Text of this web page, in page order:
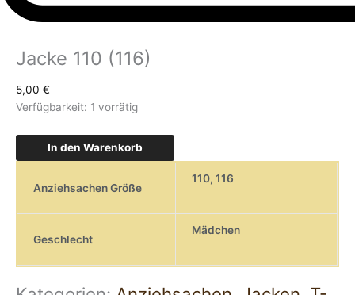
Jacke 110 (116)
5,00 €
Verfügbarkeit: 1 vorrätig
In den Warenkorb
Anziehsachen Größe
110, 116
Geschlecht
Mädchen